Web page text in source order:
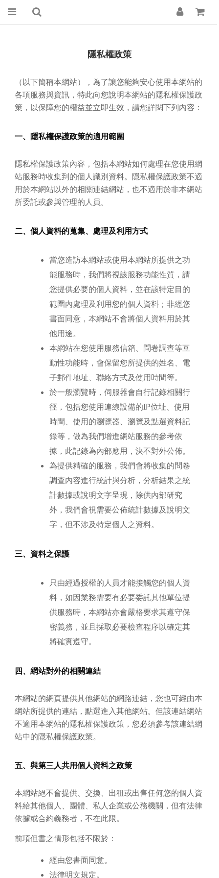
隱私權政策
（以下簡稱本網站），為了讓您能夠安心使用本網站的
各項服務與資訊，特此向您說明本網站的隱私權保護政
策，以保障您的權益並立即生效，請您詳閱下列內容：
一、隱私權保護政策的適用範圍
隱私權保護政策內容，包括本網站如何處理在您使用網
站服務時收集到的個人識別資料。隱私權保護政策不適
用於本網站以外的相關連結網站，也不適用於非本網站
所委託或參與管理的人員。
二、個人資料的蒐集、處理及利用方式
當您造訪本網站或使用本網站所提供之功
能服務時，我們將視該服務功能性質，請
您提供必要的個人資料，並在該特定目的
範圍內處理及利用您的個人資料；非經您
書面同意，本網站不會將個人資料用於其
他用途。
本網站在您使用服務信箱、問卷調查等互
動性功能時，會保留您所提供的姓名、電
子郵件地址、聯絡方式及使用時間等。
於一般瀏覽時，伺服器會自行記錄相關行
徑，包括您使用連線設備的IP位址、使用
時間、使用的瀏覽器、瀏覽及點選資料記
錄等，做為我們增進網站服務的參考依
據，此記錄為內部應用，決不對外公佈。
為提供精確的服務，我們會將收集的問卷
調查內容進行統計與分析，分析結果之統
計數據或說明文字呈現，除供內部研究
外，我們會視需要公佈統計數據及說明文
字，但不涉及特定個人之資料。
三、資料之保護
只由經過授權的人員才能接觸您的個人資
料，如因業務需要有必要委託其他單位提
供服務時，本網站亦會嚴格要求其遵守保
密義務，並且採取必要檢查程序以確定其
將確實遵守。
四、網站對外的相關連結
本網站的網頁提供其他網站的網路連結，您也可經由本
網站所提供的連結，點選進入其他網站。但該連結網站
不適用本網站的隱私權保護政策，您必須參考該連結網
站中的隱私權保護政策。
五、與第三人共用個人資料之政策
本網站絕不會提供、交換、出租或出售任何您的個人資
料給其他個人、團體、私人企業或公務機關，但有法律
依據或合約義務者，不在此限。
前項但書之情形包括不限於：
經由您書面同意。
法律明文規定。